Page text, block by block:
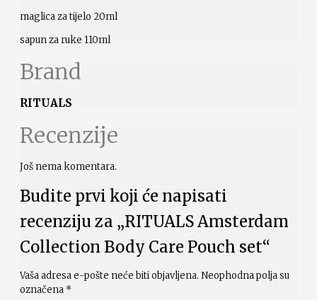
maglica za tijelo 20ml
sapun za ruke 110ml
Brand
RITUALS
Recenzije
Još nema komentara.
Budite prvi koji će napisati
recenziju za „RITUALS Amsterdam
Collection Body Care Pouch set“
Vaša adresa e-pošte neće biti objavljena. Neophodna polja su
označena *